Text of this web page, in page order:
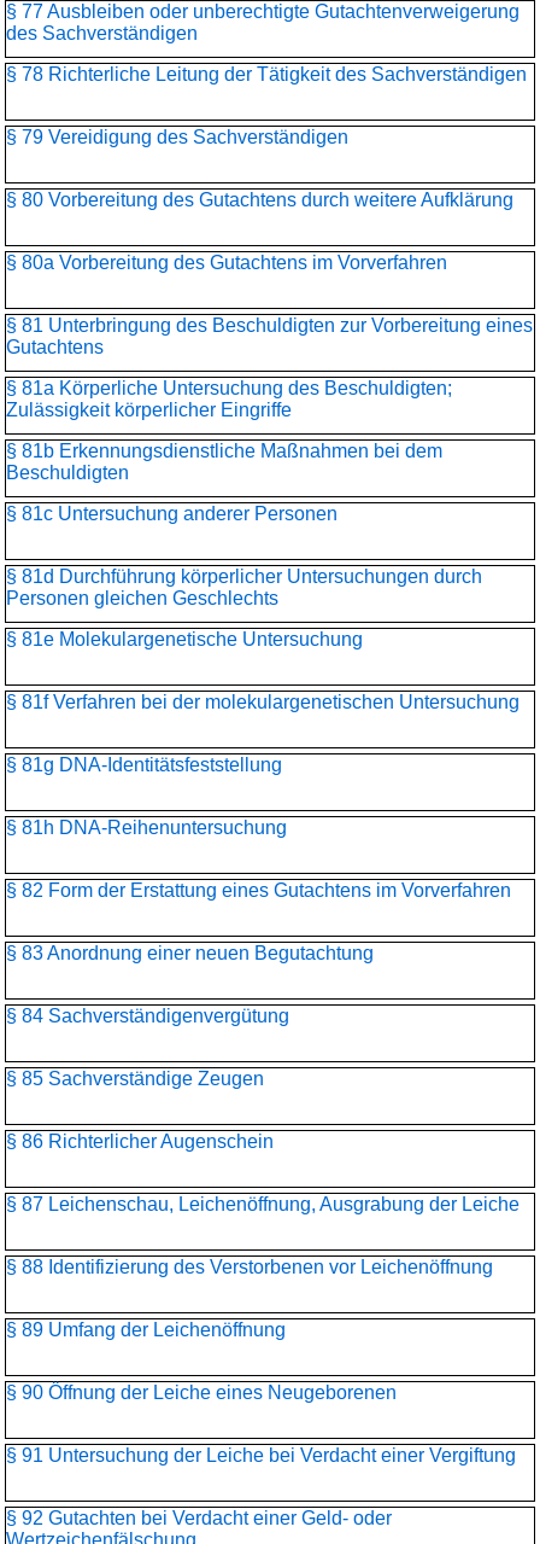
§ 77 Ausbleiben oder unberechtigte Gutachtenverweigerung
des Sachverständigen
§ 78 Richterliche Leitung der Tätigkeit des Sachverständigen
§ 79 Vereidigung des Sachverständigen
§ 80 Vorbereitung des Gutachtens durch weitere Aufklärung
§ 80a Vorbereitung des Gutachtens im Vorverfahren
§ 81 Unterbringung des Beschuldigten zur Vorbereitung eines
Gutachtens
§ 81a Körperliche Untersuchung des Beschuldigten;
Zulässigkeit körperlicher Eingriffe
§ 81b Erkennungsdienstliche Maßnahmen bei dem
Beschuldigten
§ 81c Untersuchung anderer Personen
§ 81d Durchführung körperlicher Untersuchungen durch
Personen gleichen Geschlechts
§ 81e Molekulargenetische Untersuchung
§ 81f Verfahren bei der molekulargenetischen Untersuchung
§ 81g DNA-Identitätsfeststellung
§ 81h DNA-Reihenuntersuchung
§ 82 Form der Erstattung eines Gutachtens im Vorverfahren
§ 83 Anordnung einer neuen Begutachtung
§ 84 Sachverständigenvergütung
§ 85 Sachverständige Zeugen
§ 86 Richterlicher Augenschein
§ 87 Leichenschau, Leichenöffnung, Ausgrabung der Leiche
§ 88 Identifizierung des Verstorbenen vor Leichenöffnung
§ 89 Umfang der Leichenöffnung
§ 90 Öffnung der Leiche eines Neugeborenen
§ 91 Untersuchung der Leiche bei Verdacht einer Vergiftung
§ 92 Gutachten bei Verdacht einer Geld- oder
Wertzeichenfälschung